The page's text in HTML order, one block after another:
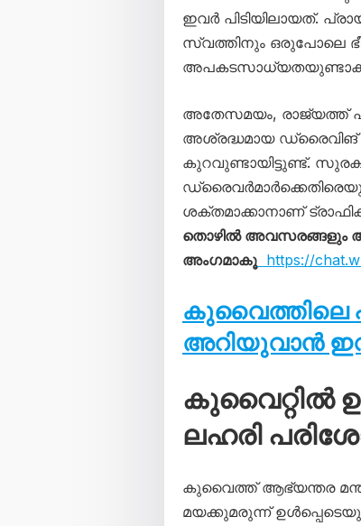
ഇവർ പിടിയിലായത്.
സ്വത്തിനും ഒരുപോലെ
അതേസമയം, രാജ്യത്ത്
അശ്രദ്ധമായ
കുറവുണ്ടായിട്ടുണ്ട്.
ശക്തമാക്കാനാണ്
തൊഴിൽ അവസരങ്ങളും
അംഗമാകൂ https://
കുവൈത്തിലെ
അറിയുവാൻ
കുവൈറ്റിൽ
ലഹരി
കുവൈത്ത് ആഭ്യന്തര
മയക്കുമരുന്ന്